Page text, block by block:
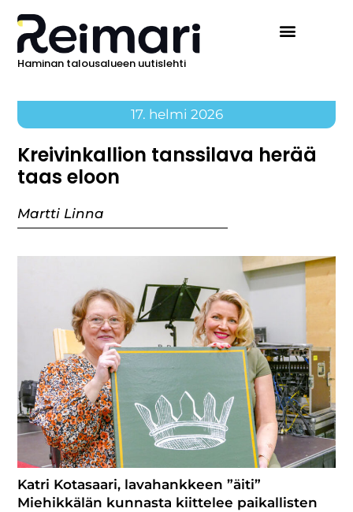
Haminan talousalueen uutislehti
17. helmi 2026
Kreivinkallion tanssilava herää
taas eloon
Martti Linna
Katri Kotasaari, lavahankkeen ”äiti”
Miehikkälän kunnasta kiittelee paikallisten